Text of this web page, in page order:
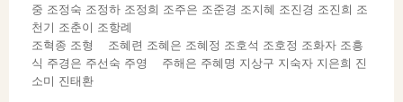
중 조정숙 조정하 조정희 조주은 조준경 조지혜 조진경 조진희 조
천기 조춘이 조항례
조혁종 조형 조혜련 조혜은 조혜정 조호석 조호정 조화자 조흥
식 주경은 주선숙 주영 주해은 주혜명 지상구 지숙자 지은희 진
소미 진태환